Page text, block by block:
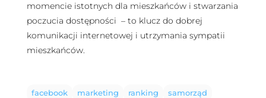
momencie istotnych dla mieszkańców i stwarzania
poczucia dostępności – to klucz do dobrej
komunikacji internetowej i utrzymania sympatii
mieszkańców.
facebook marketing ranking samorząd